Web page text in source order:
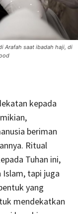
Arafah saat ibadah haji, di
kepada
beriman
Ritual
Tuhan ini,
tapi juga
yang
mendekatkan